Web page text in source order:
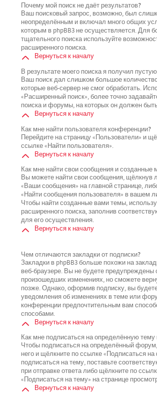
Почему мой поиск не даёт результатов?
Ваш поисковый запрос, возможно, был
неопределённым и включал много общих
которым в phpBB3 не осуществляется. Для
тщательного поиска используйте
расширенного поиска.
Вернуться к началу
В результате моего поиска я получил
Ваш поиск дал слишком большое
которые веб-сервер не смог обработать.
«Расширенный поиск», более точно
поиска и форумы, на которых он должен
Вернуться к началу
Как мне найти пользователя конференции?
Перейдите на страницу «Пользователи» и
ссылке «Найти пользователя».
Вернуться к началу
Как мне найти свои сообщения и созданные
Вы можете найти свои сообщения, щёлкнув
«Ваши сообщения» на главной странице,
«Найти сообщения пользователя» в вашем
Чтобы найти созданные вами темы,
расширенного поиска, заполнив
для его осуществления.
Вернуться к началу
Чем отличаются закладки от подписки?
Закладки в phpBB3 больше похожи на
веб-браузере. Вы не будете предупреждены
произошедших изменениях, но сможете
позже. Однако, оформив подписку, вы
уведомления об изменениях в теме или
конференции предпочтительным вам
способами.
Вернуться к началу
Как мне подписаться на определённую
Чтобы подписаться на определённый
него и щёлкните по ссылке «Подписаться
подписаться на тему, поставьте
при отправке ответа либо щёлкните по
«Подписаться на тему» на странице
Вернуться к началу